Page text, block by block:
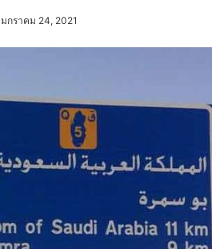
มกราคม 24, 2021